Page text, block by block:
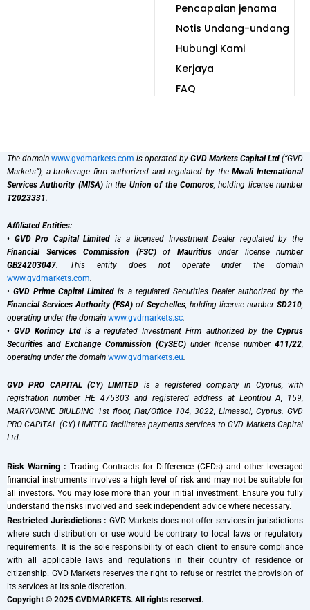
Pencapaian jenama
Notis Undang-undang
Hubungi Kami
Kerjaya
FAQ
The domain www.gvdmarkets.com is operated by GVD Markets Capital Ltd (“GVD
Markets”), a brokerage firm authorized and regulated by theMwali International
Services Authority (MISA)in the Union of the Comoros, holding license number
T2023331.
Affiliated Entities:
• GVD Pro Capital Limited is a licensed Investment Dealer regulated by the
Financial Services Commission (FSC)of Mauritiusunder license number
GB24203047. This entity does not operate under the domain
www.gvdmarkets.com.
•GVD Prime Capital Limited is a regulated Securities Dealer authorized by the
Financial Services Authority (FSA) of Seychelles, holding license numberSD210,
operating under the domain www.gvdmarkets.sc.
•GVD Korimcy Ltdis a regulated Investment Firm authorized by theCyprus
Securities and Exchange Commission (CySEC) under license number 411/22,
operating under the domain www.gvdmarkets.eu.
GVD PRO CAPITAL (CY) LIMITED is a registered company in Cyprus, with
registration number HE 475303 and registered address at Leontiou A, 159,
MARYVONNE BIULDING 1st floor, Flat/Office 104, 3022, Limassol, Cyprus. GVD
PRO CAPITAL (CY) LIMITED facilitates payments services to GVD Markets Capital
Ltd.
Risk Warning : Trading Contracts for Difference (CFDs) and other leveraged
financial instruments involves a high level of risk and may not be suitable for
all investors. You may lose more than your initial investment. Ensure you fully
understand the risks involved and seek independent advice where necessary.
Restricted Jurisdictions : GVD Markets does not offer services in jurisdictions
where such distribution or use would be contrary to local laws or regulatory
requirements. It is the sole responsibility of each client to ensure compliance
with all applicable laws and regulations in their country of residence or
citizenship. GVD Markets reserves the right to refuse or restrict the provision of
its services at its sole discretion.
Copyright © 2025 GVDMARKETS. All rights reserved.